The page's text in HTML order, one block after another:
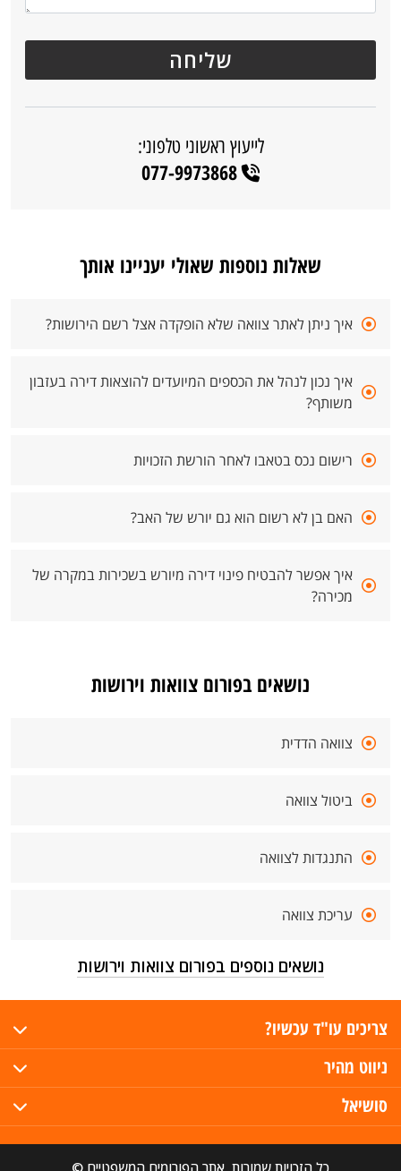
לייעוץ ראשוני טלפוני:
077-9973868
שאלות נוספות שאולי יעניינו אותך
איך ניתן לאתר צוואה שלא הופקדה אצל רשם הירושות?
איך נכון לנהל את הכספים המיועדים להוצאות דירה בעזבון
משותף?
רישום נכס בטאבו לאחר הורשת הזכויות
האם בן לא רשום הוא גם יורש של האב?
איך אפשר להבטיח פינוי דירה מיורש בשכירות במקרה של
מכירה?
נושאים בפורום צוואות וירושות
צוואה הדדית
ביטול צוואה
התנגדות לצוואה
עריכת צוואה
נושאים נוספים בפורום צוואות וירושות
צריכים עו"ד עכשיו?
ניווט מהיר
סושיאל
כל הזכויות שמורות, אתר הפורומים המשפטיים ©